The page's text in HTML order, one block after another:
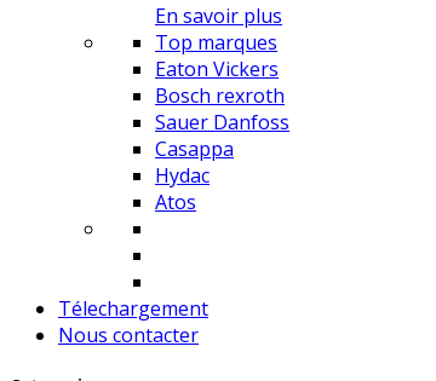
En savoir plus
Top marques
Eaton Vickers
Bosch rexroth
Sauer Danfoss
Casappa
Hydac
Atos
Télechargement
Nous contacter